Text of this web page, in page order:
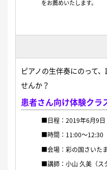
をお薦めいたします。
ピアノの生伴奏にのって
せんか？
患者さん向け体験クラ
■日程：2019年6月9日
■時間：11:00〜12:30
■会場：彩の国さいた
■講師：小山 久美（ス